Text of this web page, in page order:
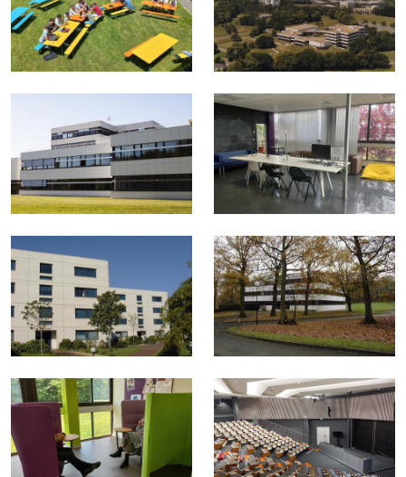
Afficher en diaporama Afficher en diaporama
Afficher en diaporama Afficher en diaporama
Afficher en diaporama Afficher en diaporama